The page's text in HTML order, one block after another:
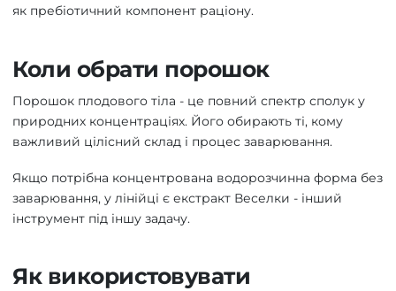
як пребіотичний компонент раціону.
Коли обрати порошок
Порошок плодового тіла - це повний спектр сполук у
природних концентраціях. Його обирають ті, кому
важливий цілісний склад і процес заварювання.
Якщо потрібна концентрована водорозчинна форма без
заварювання, у лінійці є екстракт Веселки - інший
інструмент під іншу задачу.
Як використовувати